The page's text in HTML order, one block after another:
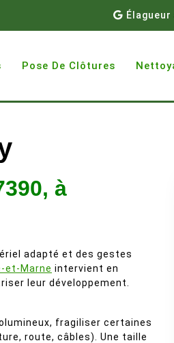
Pose De Clôtures
à
adapté et des gestes
et-Marne intervient en
leur développement.
fragiliser certaines
route, câbles). Une taille